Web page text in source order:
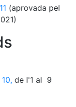
(aprovada pel
de l'1 al 9